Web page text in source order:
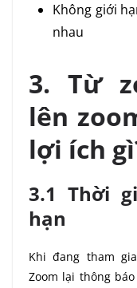
Không giới
nhau
3. Từ
lên
lợi ích
3.1 Thời
hạn
Khi đang tham
Zoom lại thông